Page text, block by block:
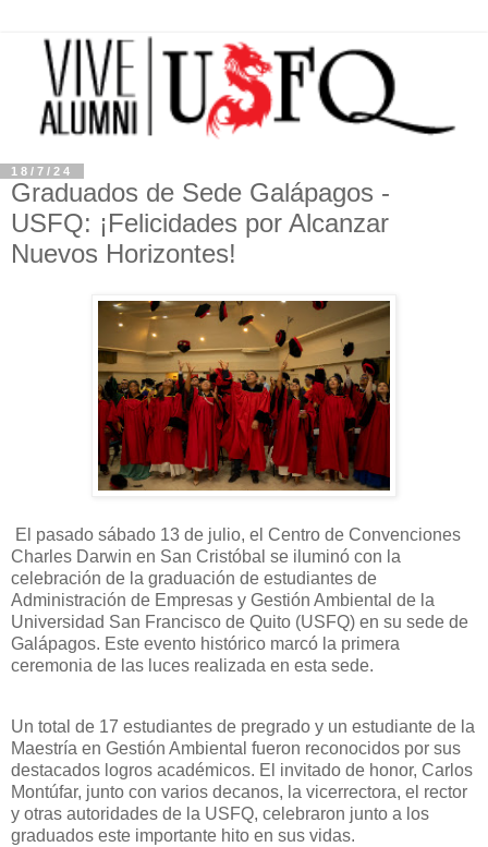
18/7/24
Graduados de Sede Galápagos -
USFQ: ¡Felicidades por Alcanzar
Nuevos Horizontes!
El pasado sábado 13 de julio, el Centro de Convenciones
Charles Darwin en San Cristóbal se iluminó con la
celebración de la graduación de estudiantes de
Administración de Empresas y Gestión Ambiental de la
Universidad San Francisco de Quito (USFQ) en su sede de
Galápagos. Este evento histórico marcó la primera
ceremonia de las luces realizada en esta sede.
Un total de 17 estudiantes de pregrado y un estudiante de la
Maestría en Gestión Ambiental fueron reconocidos por sus
destacados logros académicos. El invitado de honor, Carlos
Montúfar, junto con varios decanos, la vicerrectora, el rector
y otras autoridades de la USFQ, celebraron junto a los
graduados este importante hito en sus vidas.